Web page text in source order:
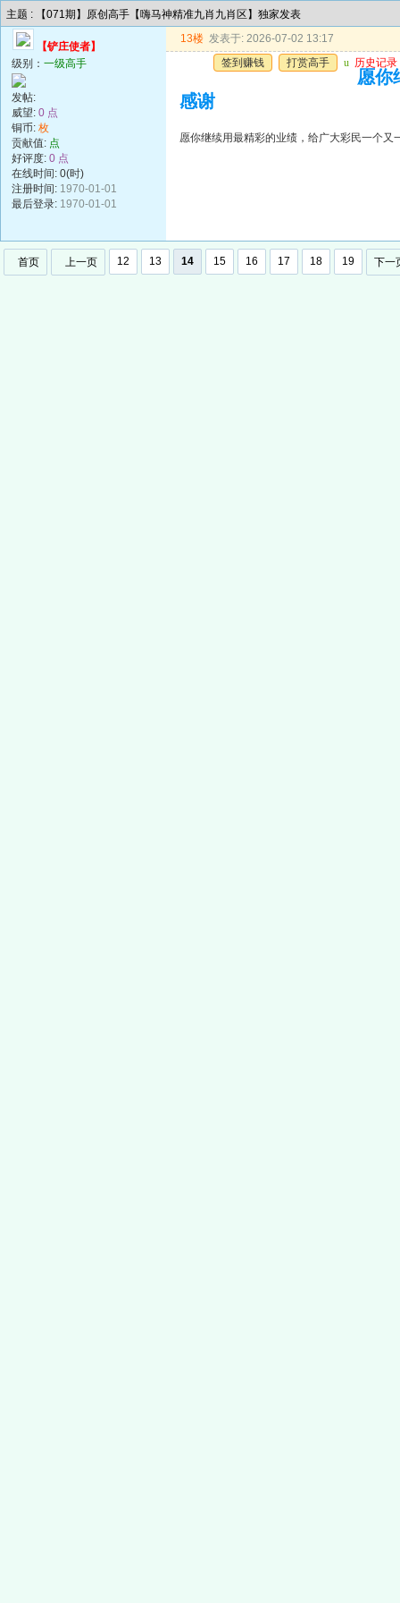
主题 : 【071期】原创高手【嗨马神精准九肖九肖区】独家发表
【铲庄使者】
级别： 一级高手
发帖:
威望: 0 点
铜币: 枚
贡献值: 点
好评度: 0 点
在线时间: 0(时)
注册时间: 1970-01-01
最后登录: 1970-01-01
13楼 发表于: 2026-07-02 13:17
签到赚钱
打赏高手 u 历史记录
愿你
感谢
愿你继续用最精彩的业绩，给广大彩民一个又
首页 上一页 12 13 14 15 16 17 18 19 下一